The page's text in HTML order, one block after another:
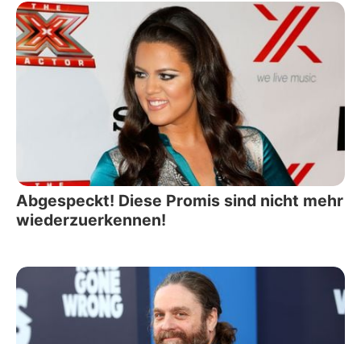
Abgespeckt! Diese Promis sind nicht mehr
wiederzuerkennen!